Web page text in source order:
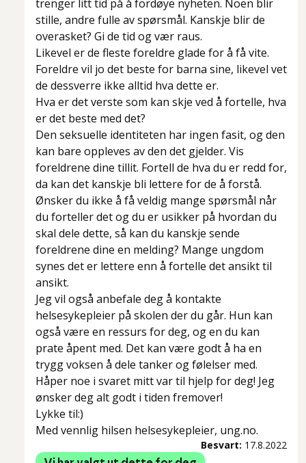
trenger litt tid på å fordøye nyheten. Noen blir
stille, andre fulle av spørsmål. Kanskje blir de
overasket? Gi de tid og vær raus.
Likevel er de fleste foreldre glade for å få vite.
Foreldre vil jo det beste for barna sine, likevel vet
de dessverre ikke alltid hva dette er.
Hva er det verste som kan skje ved å fortelle, hva
er det beste med det?
Den seksuelle identiteten har ingen fasit, og den
kan bare oppleves av den det gjelder. Vis
foreldrene dine tillit. Fortell de hva du er redd for,
da kan det kanskje bli lettere for de å forstå.
Ønsker du ikke å få veldig mange spørsmål når
du forteller det og du er usikker på hvordan du
skal dele dette, så kan du kanskje sende
foreldrene dine en melding? Mange ungdom
synes det er lettere enn å fortelle det ansikt til
ansikt.
Jeg vil også anbefale deg å kontakte
helsesykepleier på skolen der du går. Hun kan
også være en ressurs for deg, og en du kan
prate åpent med. Det kan være godt å ha en
trygg voksen å dele tanker og følelser med.
Håper noe i svaret mitt var til hjelp for deg! Jeg
ønsker deg alt godt i tiden fremover!
Lykke til:)
Med vennlig hilsen helsesykepleier, ung.no.
Besvart: 17.8.2022